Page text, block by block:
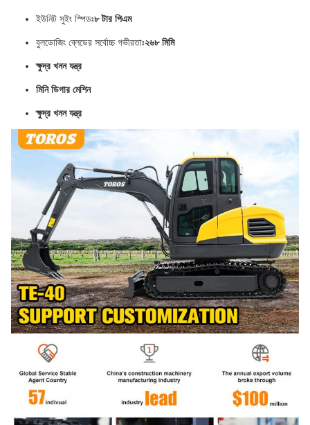
ইউনিট সুইং স্পিডঃ৮ টার পিএম
বুলডোজিং ব্লেডের সর্বোচ্চ গভীরতাঃ২৬৮ মিমি
ক্ষুদ্র খনন যন্ত্র
মিনি ডিগার মেশিন
ক্ষুদ্র খনন যন্ত্র